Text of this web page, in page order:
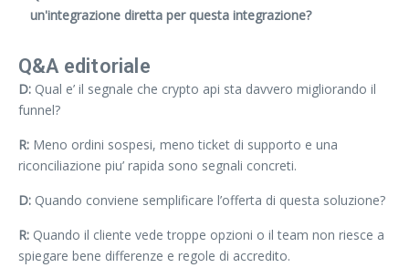
un'integrazione diretta per questa integrazione?
Q&A editoriale
D: Qual e’ il segnale che crypto api sta davvero migliorando il
funnel?
R: Meno ordini sospesi, meno ticket di supporto e una
riconciliazione piu’ rapida sono segnali concreti.
D: Quando conviene semplificare l’offerta di questa soluzione?
R: Quando il cliente vede troppe opzioni o il team non riesce a
spiegare bene differenze e regole di accredito.